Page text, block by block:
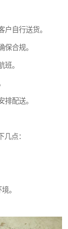
自行送货。
合规。
班。
排配送。
点：
。